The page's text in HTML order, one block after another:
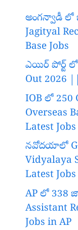
అంగన్వాడీ లో
Jagityal
Base Jobs
ఎయిర్ పోర్ట్ లో
Out 2026
IOB లో
Overseas
Latest
నవోదయాలో
Vidyalaya
Latest
AP లో 338
Assistant
Jobs in AP